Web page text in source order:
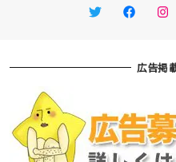
Twitter
広告掲